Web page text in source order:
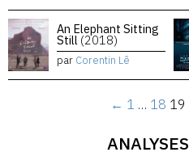
An Elephant Sitting
Still (2018)
par Corentin Lê
← 1 … 18 19
ANALYSES